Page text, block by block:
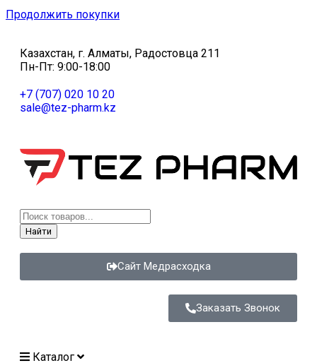
Продолжить покупки
Казахстан, г. Алматы, Радостовца 211
Пн-Пт: 9:00-18:00
+7 (707) 020 10 20
sale@tez-pharm.kz
Найти
Сайт Медрасходка
Заказать Звонок
Каталог